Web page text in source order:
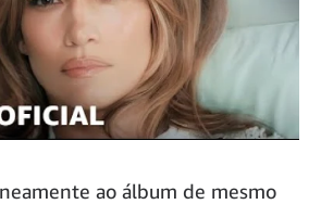
ao álbum de mesmo